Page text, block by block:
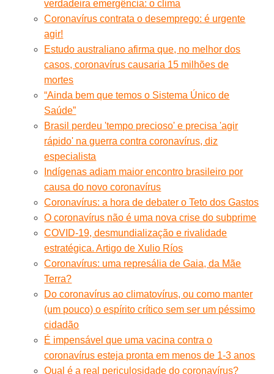
verdadeira emergência: o clima
Coronavírus contrata o desemprego: é urgente
agir!
Estudo australiano afirma que, no melhor dos
casos, coronavírus causaria 15 milhões de
mortes
“Ainda bem que temos o Sistema Único de
Saúde”
Brasil perdeu 'tempo precioso' e precisa 'agir
rápido' na guerra contra coronavírus, diz
especialista
Indígenas adiam maior encontro brasileiro por
causa do novo coronavírus
Coronavírus: a hora de debater o Teto dos Gastos
O coronavírus não é uma nova crise do subprime
COVID-19, desmundialização e rivalidade
estratégica. Artigo de Xulio Ríos
Coronavírus: uma represália de Gaia, da Mãe
Terra?
Do coronavírus ao climatovírus, ou como manter
(um pouco) o espírito crítico sem ser um péssimo
cidadão
É impensável que uma vacina contra o
coronavírus esteja pronta em menos de 1-3 anos
Qual é a real periculosidade do coronavírus?